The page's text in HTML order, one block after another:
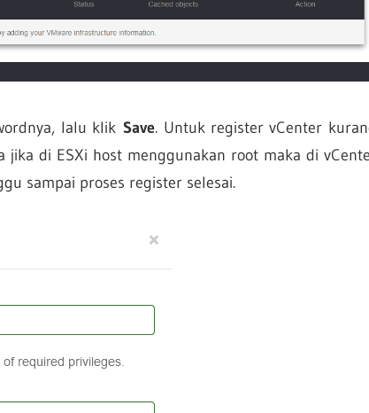
lalu klikSave. Untuk register vCenter
di ESXi host menggunakan root maka di
sampai proses register selesai.